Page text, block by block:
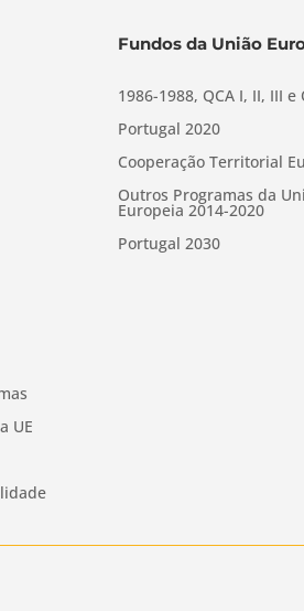
UE
Fundos da União
1986-1988, QCA I, II, III e
Portugal 2020
Cooperação Territorial
Outros Programas da
Europeia 2014-2020
Portugal 2030